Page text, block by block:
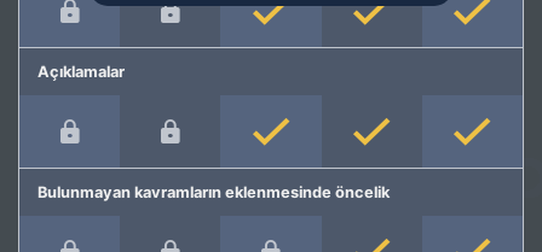
Açıklamalar
Bulunmayan kavramların eklenmesinde öncelik